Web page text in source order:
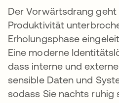
Der Vorwärtsdrang geht
Produktivität
Erholungsphase
Eine moderne
dass interne und
sensible Daten und
sodass Sie nachts ruhig